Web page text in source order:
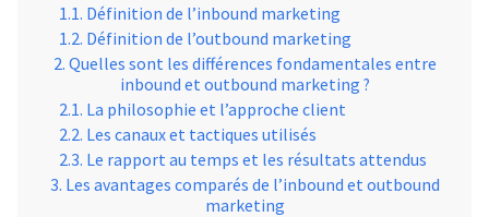
Définition de l’inbound marketing
Définition de l’outbound marketing
Quelles sont les différences fondamentales entre
inbound et outbound marketing ?
La philosophie et l’approche client
Les canaux et tactiques utilisés
Le rapport au temps et les résultats attendus
Les avantages comparés de l’inbound et outbound
marketing